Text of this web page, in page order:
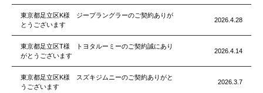
東京都足立区K様 ジープラングラーのご契約ありが
とうございます
2026.4.28
東京都足立区T様 トヨタルーミーのご契約誠にあり
がとうございます
2026.4.14
東京都足立区K様 スズキジムニーのご契約ありがと
うございます
2026.3.7